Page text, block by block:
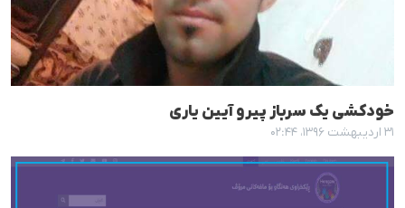
خودکشی یک سرباز پیرو آیین یاری
۳۱ اردیبهشت ۱۳۹۶، ۰۲:۴۴